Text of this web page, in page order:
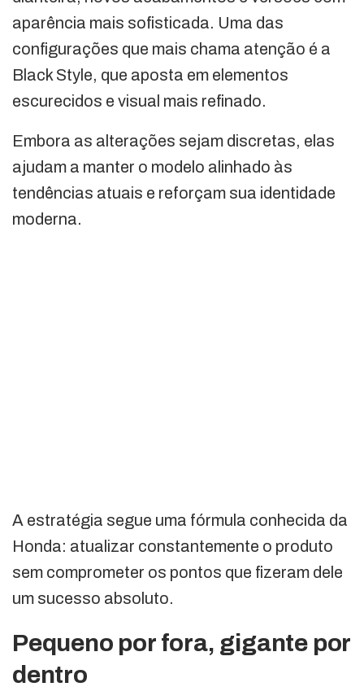
aparência mais sofisticada. Uma das
configurações que mais chama atenção é a
Black Style, que aposta em elementos
escurecidos e visual mais refinado.
Embora as alterações sejam discretas, elas
ajudam a manter o modelo alinhado às
tendências atuais e reforçam sua identidade
moderna.
A estratégia segue uma fórmula conhecida da
Honda: atualizar constantemente o produto
sem comprometer os pontos que fizeram dele
um sucesso absoluto.
Pequeno por fora, gigante por
dentro